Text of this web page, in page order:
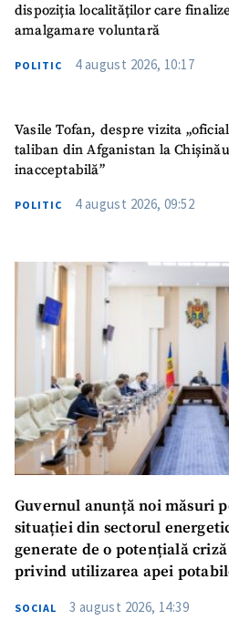
dispoziția localităților care
amalgamare voluntară
POLITIC 4 august 2026, 10:17
Vasile Tofan, despre vizita
taliban din Afganistan la
inacceptabilă”
POLITIC 4 august 2026, 09:52
Guvernul anunță noi măsuri
situației din sectorul
generate de o potențială
privind utilizarea apei
SOCIAL 3 august 2026, 14:39